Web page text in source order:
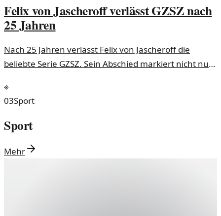
Felix von Jascheroff verlässt GZSZ nach
25 Jahren
Nach 25 Jahren verlässt Felix von Jascheroff die
beliebte Serie GZSZ. Sein Abschied markiert nicht nur
die Zukunft der Serie auf.
※
03Sport
Sport
Mehr